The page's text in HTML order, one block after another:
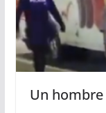
Un